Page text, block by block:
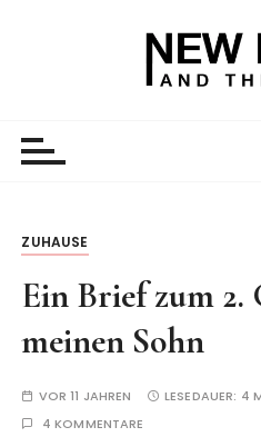
ZUHAUSE
Ein Brief zum 2.
meinen Sohn
VOR 11 JAHREN LESEDAUER: 4
4 KOMMENTARE